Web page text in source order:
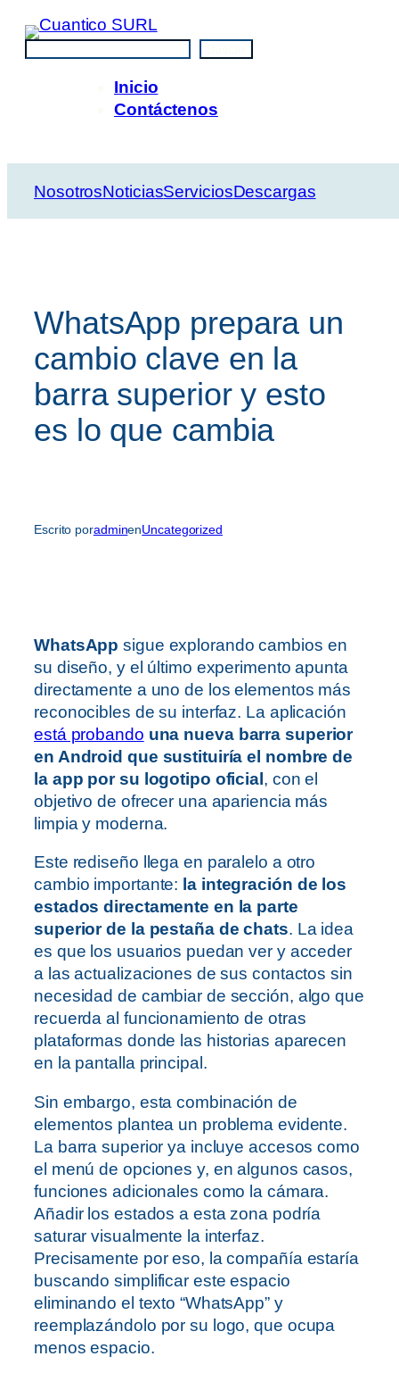
Saltar
contenido
Inicio
Contáctenos
NosotrosNoticiasServiciosDescargas
WhatsApp prepara un
cambio clave en la
barra superior y esto
es lo que cambia
Escrito poradminenUncategorized
WhatsAppsigue explorando cambios en
su diseño, y el último experimento apunta
directamente a uno de los elementos más
reconocibles de su interfaz. La aplicación
está probando una nueva barra superior
en Android que sustituiría el nombre de
la app por su logotipo oficial , con el
objetivo de ofrecer una apariencia más
limpia y moderna.
Este rediseño llega en paralelo a otro
cambio importante: la integración de los
estados directamente en la parte
superior de la pestaña de chats. La idea
es que los usuarios puedan ver y acceder
a las actualizaciones de sus contactos sin
necesidad de cambiar de sección, algo que
recuerda al funcionamiento de otras
plataformas donde las historias aparecen
en la pantalla principal.
Sin embargo, esta combinación de
elementos plantea un problema evidente.
La barra superior ya incluye accesos como
el menú de opciones y, en algunos casos,
funciones adicionales como la cámara.
Añadir los estados a esta zona podría
saturar visualmente la interfaz.
Precisamente por eso, la compañía estaría
buscando simplificar este espacio
eliminando el texto “WhatsApp” y
reemplazándolo por su logo, que ocupa
menos espacio.